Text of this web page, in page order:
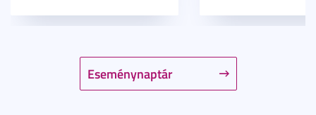
Eseménynaptár